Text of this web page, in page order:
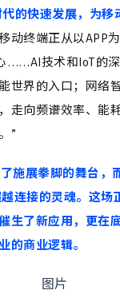
的快速发展，为移
动终端正从以APP
……AI技术和IoT的深
世界的入口； 网络
走向频谱效率、能
。 ”
施展拳脚的舞台，
连接的灵魂。这场
生了新应用，更在
的商业逻辑。